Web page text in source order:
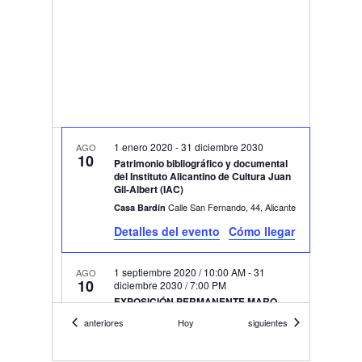
AGO
10
Patrimonio bibliográfico y documental
del Instituto Alicantino de Cultura Juan
Gil-Albert (IAC)
1 enero 2020 -31 diciembre 2030
Casa Bardín Calle San Fernando, 44, Alicante
Detalles del evento Cómo llegar
AGO
10
EXPOSICIÓN PERMANENTE MARQ
1 septiembre 2020 / 10:00 AM-31
diciembre 2030 / 7:00 PM
Marq Plza. Dr. Gómez Ulla, s/n, Alicante
Eventos
anteriores Hoy Eventos
siguientes